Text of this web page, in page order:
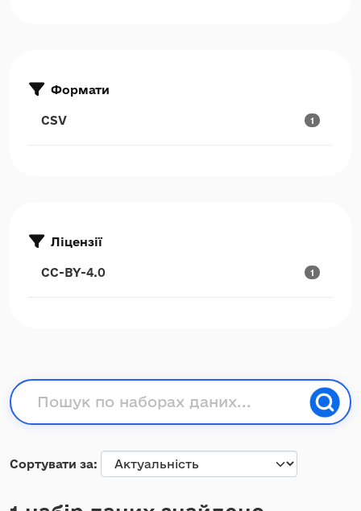
Формати
CSV 1
Ліцензії
CC-BY-4.0 1
Сортувати за